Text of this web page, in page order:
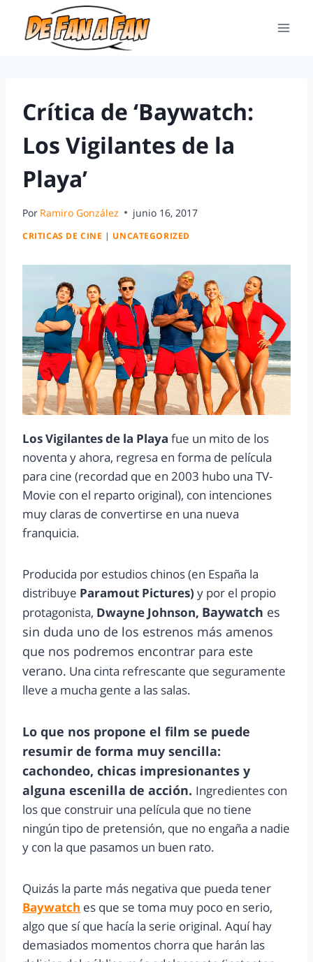
Crítica de ‘Baywatch:
Los Vigilantes de la
Playa’
Por Ramiro González junio 16, 2017
CRITICAS DE CINE | UNCATEGORIZED
Los Vigilantes de la Playa fue un mito de los
noventa y ahora, regresa en forma de película
para cine (recordad que en 2003 hubo una TV-
Movie con el reparto original), con intenciones
muy claras de convertirse en una nueva
franquicia.
Producida por estudios chinos (en España la
distribuye Paramout Pictures) y por el propio
protagonista, Dwayne Johnson, Baywatch es
sin duda uno de los estrenos más amenos
que nos podremos encontrar para este
verano. Una cinta refrescante que seguramente
lleve a mucha gente a las salas.
Lo que nos propone el film se puede
resumir de forma muy sencilla:
cachondeo, chicas impresionantes y
alguna escenilla de acción. Ingredientes con
los que construir una película que no tiene
ningún tipo de pretensión, que no engaña a nadie
y con la que pasamos un buen rato.
Quizás la parte más negativa que pueda tener
Baywatch es que se toma muy poco en serio,
algo que sí que hacía la serie original. Aquí hay
demasiados momentos chorra que harán las